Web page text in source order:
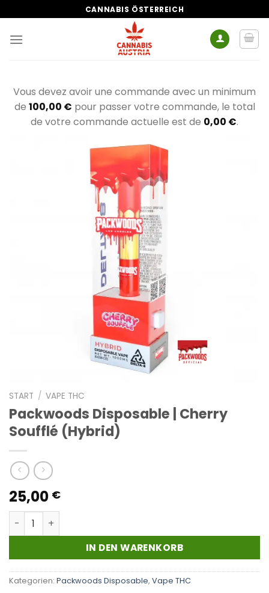
Inhalt
springen
CANNABIS ÖSTERREICH
Vous devez avoir une commande avec un minimum
de 100,00 € pour passer votre commande, le total
de votre commande actuelle est de 0,00 €.
START / VAPE THC
Packwoods Disposable | Cherry
Soufflé (Hybrid)
25,00 €
Packwoods Disposable | Cherry Soufflé (Hybrid) Menge
IN DEN WARENKORB
Kategorien: Packwoods Disposable, Vape THC